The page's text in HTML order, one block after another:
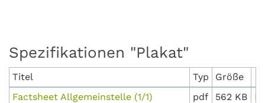
Spezifikationen "Plakat"
Titel Typ
Größe
Factsheet Allgemeinstelle (1/1)
pdf 562 KB